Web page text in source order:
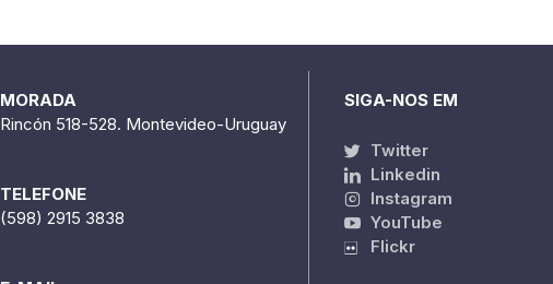
MORADA
Rincón 518-528. Montevideo-Uruguay
TELEFONE
(598) 2915 3838
SIGA-NOS EM
Twitter
Linkedin
Instagram
YouTube
Flickr